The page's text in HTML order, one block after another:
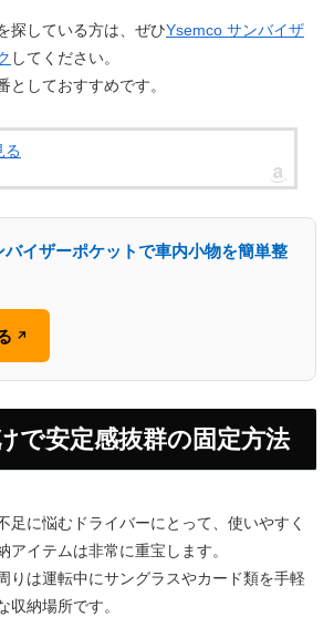
探している方は、ぜひYsemco サンバイザ
してください。
としておすすめです。
る
イザーポケットで車内小物を簡単整
↗
で安定感抜群の固定方法
足に悩むドライバーにとって、使いやすく
アイテムは非常に重宝します。
りは運転中にサングラスやカード類を手軽
収納場所です。